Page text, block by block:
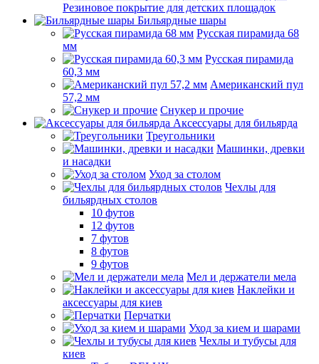
Резиновое покрытие для детских площадок
Бильярдные шары
Русская пирамида 68
мм
Русская пирамида
60,3 мм
Американский пул
57,2 мм
Снукер и прочие
Аксессуары для бильярда
Треугольники
Машинки, древки
и насадки
Уход за столом
Чехлы для
бильярдных столов
10 футов
12 футов
7 футов
8 футов
9 футов
Мел и держатели мела
Наклейки и
аксессуары для киев
Перчатки
Уход за кием и шарами
Чехлы и тубусы для
киев